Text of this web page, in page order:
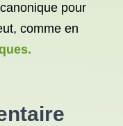
pour
comme en